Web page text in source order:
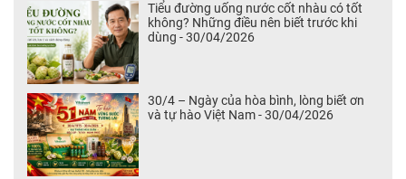
Tiểu đường uống nước cốt nhàu có tốt
không? Những điều nên biết trước khi
dùng - 30/04/2026
30/4 – Ngày của hòa bình, lòng biết ơn
và tự hào Việt Nam - 30/04/2026